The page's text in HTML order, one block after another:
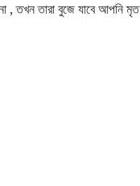
, তখন তারা বুজে যাবে আপনি মৃত